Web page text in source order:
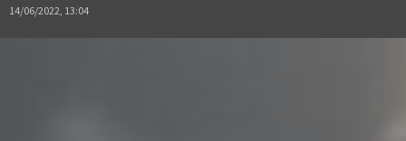
14/06/2022, 13:04